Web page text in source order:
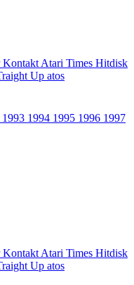
Kontakt Atari Times Hitdisk
Up atos
1993 1994 1995 1996 1997
Kontakt Atari Times Hitdisk
Up atos